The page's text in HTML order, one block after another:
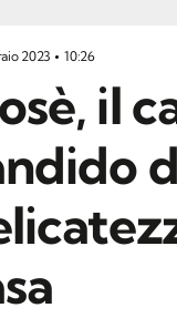
2023 10:26
il